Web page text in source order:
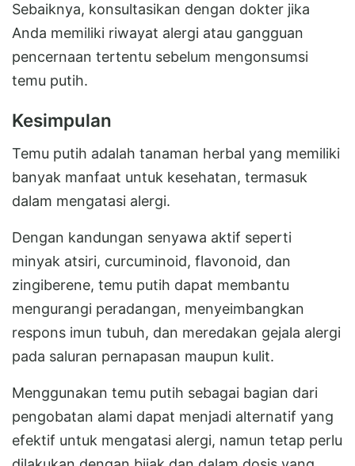
Sebaiknya, konsultasikan dengan dokter jika
Anda memiliki riwayat alergi atau gangguan
pencernaan tertentu sebelum mengonsumsi
temu putih.
Kesimpulan
Temu putih adalah tanaman herbal yang memiliki
banyak manfaat untuk kesehatan, termasuk
dalam mengatasi alergi.
Dengan kandungan senyawa aktif seperti
minyak atsiri, curcuminoid, flavonoid, dan
zingiberene, temu putih dapat membantu
mengurangi peradangan, menyeimbangkan
respons imun tubuh, dan meredakan gejala alergi
pada saluran pernapasan maupun kulit.
Menggunakan temu putih sebagai bagian dari
pengobatan alami dapat menjadi alternatif yang
efektif untuk mengatasi alergi, namun tetap perlu